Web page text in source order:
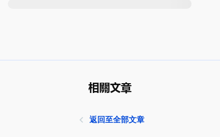
相關文章
返回至全部文章